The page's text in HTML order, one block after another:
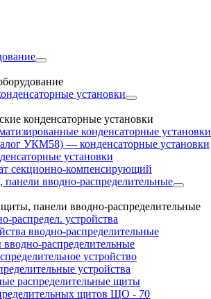
установки
конденсаторные установки
конденсаторные установки
УКМ58) — конденсаторные установки
установки
секционно-компенсирующий
вводно-распределительные
щиты, панели вводно-распределительные
распредел. устройства
вводно-распределительные
распределительные
устройство
устройства
распределительные щиты
щитов ЩО - 70